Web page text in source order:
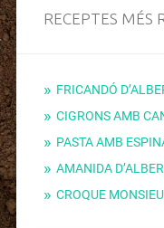
RECEPTES MÉS
FRICANDÓ
CIGRONS AMB
PASTA AMB
AMANIDA
CROQUE